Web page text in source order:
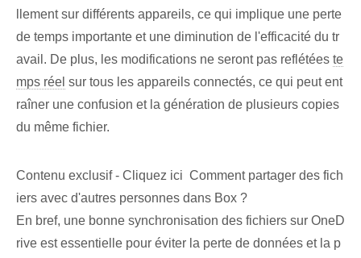
llement sur différents appareils, ce qui implique une perte
de temps importante et une diminution de l'efficacité du tr
avail. De plus, les modifications ne seront pas reflétées te
mps réel sur tous les appareils connectés, ce qui peut ent
raîner une confusion et la génération de plusieurs copies
du même fichier.
Contenu exclusif - Cliquez ici Comment partager des fich
iers avec d'autres personnes dans Box ?
En bref, une bonne synchronisation des fichiers sur OneD
rive est essentielle pour éviter la perte de données et la p